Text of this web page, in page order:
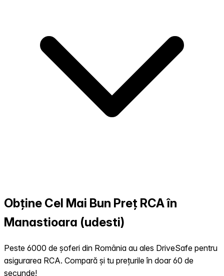
Obține Cel Mai Bun Preț RCA în
Manastioara (udesti)
Peste 6000 de șoferi din România au ales DriveSafe pentru
asigurarea RCA. Compară și tu prețurile în doar 60 de
secunde!